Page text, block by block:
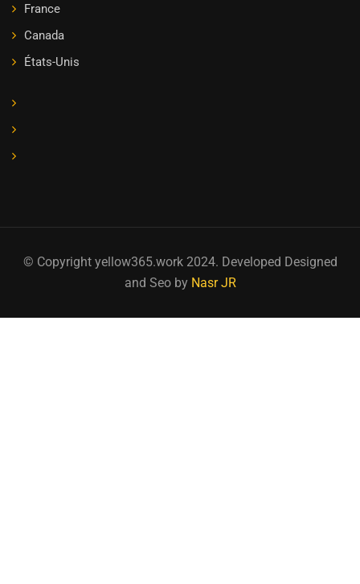
France
Canada
États-Unis
© Copyright yellow365.work 2024. Developed Designed
and Seo by Nasr JR